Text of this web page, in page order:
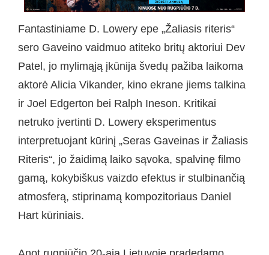
Fantastiniame D. Lowery epe „Žaliasis riteris“
sero Gaveino vaidmuo atiteko britų aktoriui Dev
Patel, jo mylimąją įkūnija švedų pažiba laikoma
aktorė Alicia Vikander, kino ekrane jiems talkina
ir Joel Edgerton bei Ralph Ineson. Kritikai
netruko įvertinti D. Lowery eksperimentus
interpretuojant kūrinį „Seras Gaveinas ir Žaliasis
Riteris“, jo žaidimą laiko sąvoka, spalvinę filmo
gamą, kokybiškus vaizdo efektus ir stulbinančią
atmosferą, stiprinamą kompozitoriaus Daniel
Hart kūriniais.